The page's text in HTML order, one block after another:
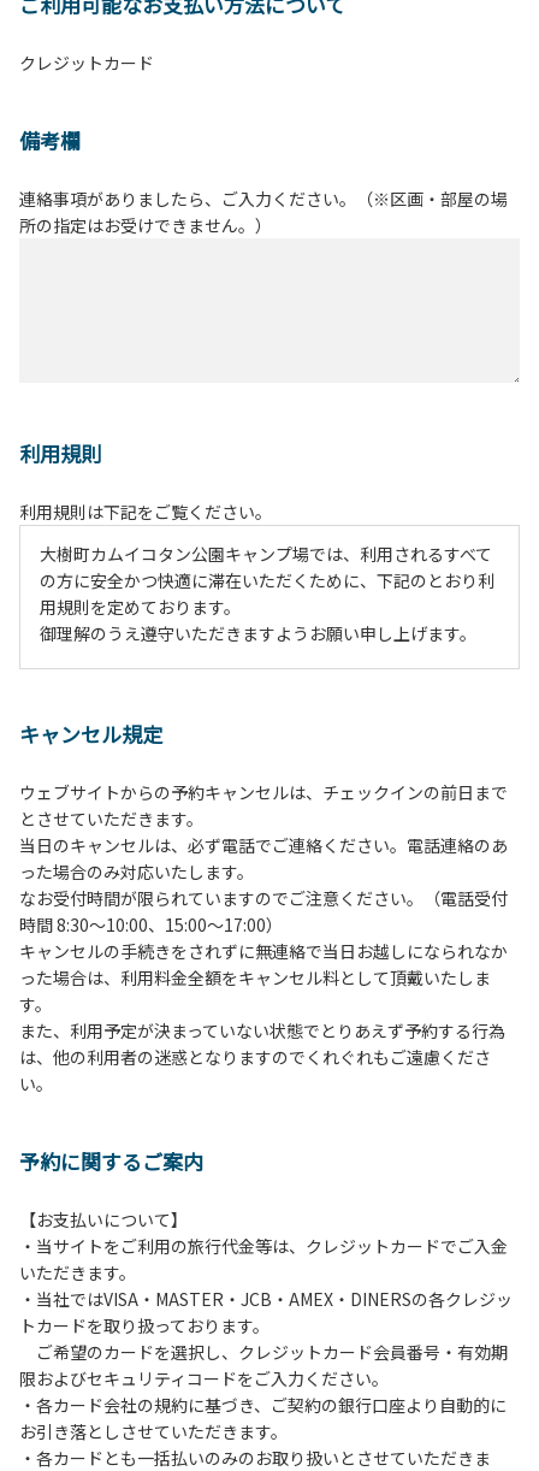
クレジットカード
備考欄
連絡事項がありましたら、ご入力ください。（※区画・部屋の場
所の指定はお受けできません。）
利用規則
利用規則は下記をご覧ください。
大樹町カムイコタン公園キャンプ場では、利用されるすべて
の方に安全かつ快適に滞在いただくために、下記のとおり利
用規則を定めております。
御理解のうえ遵守いただきますようお願い申し上げます。
２、中学生以下だけでの利用はできません。高校生以上の方
３、テントサイト（多目的広場を含む。）の使用は、事前に
予約いただいた方のみで、連泊の方を除き、正午からです。
基本的に、テント1張りにつき1区画の予約をお願いします。
管理棟にてチェックインの手続きを行ってください。午後3
時前にお越しの方は、午後3時になりましたら管理棟にて手
続きを行ってください。午後5時過ぎにお越しの方は、翌朝
手続きを行ってください。
４、車両は、荷物の積み下ろし時以外は、駐車場にとめてく
ださい。
５、チェックアウトは、午前10時まで（日帰り使用の場合は
午後5時まで）です。チェックインの手続きを行っていない
方や使用人数が増えた場合は、必ず手続きを行ってくださ
ら午前10時までの間にゴミステーションに出してください。
は、お持ち帰りをお願いします。
【禁止事項】
カラオケ、発電機、地面での直火による焚き火、キャンプフ
ァイヤー、打ち上げ式花火、テントサウナの設置
【注意事項】
当キャンプ場のそばを流れる歴舟川は、上流で雨が降ると短
時間で増水し、川原で遊んでいると大変危険な状態になりや
すく、過去にも増水により人が流される事故が数件起きてい
キャンセル規定
ウェブサイトからの予約キャンセルは、チェックインの前日まで
とさせていただきます。
当日のキャンセルは、必ず電話でご連絡ください。電話連絡のあ
った場合のみ対応いたします。
なお受付時間が限られていますのでご注意ください。（電話受付
時間 8:30～10:00、15:00～17:00）
キャンセルの手続きをされずに無連絡で当日お越しになられなか
った場合は、利用料金全額をキャンセル料として頂戴いたしま
す。
また、利用予定が決まっていない状態でとりあえず予約する行為
は、他の利用者の迷惑となりますのでくれぐれもご遠慮くださ
い。
予約に関するご案内
【お支払いについて】
・当サイトをご利用の旅行代金等は、クレジットカードでご入金
いただきます。
・当社ではVISA・MASTER・JCB・AMEX・DINERSの各クレジッ
トカードを取り扱っております。
ご希望のカードを選択し、クレジットカード会員番号・有効期
限およびセキュリティコードをご入力ください。
・各カード会社の規約に基づき、ご契約の銀行口座より自動的に
お引き落としさせていただきます。
・各カードとも一括払いのみのお取り扱いとさせていただきま